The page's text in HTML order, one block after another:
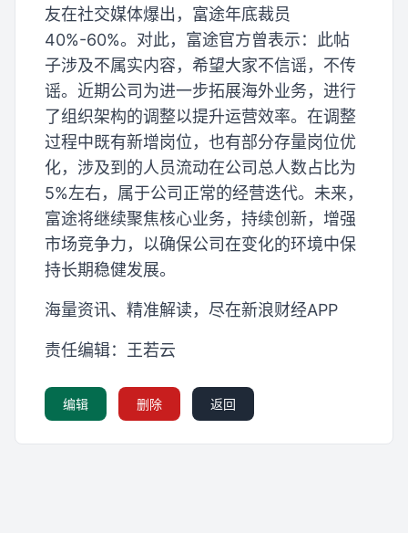
友在社交媒体爆出，富途年底裁员
40%-60%。对此，富途官方曾表示：此帖
子涉及不属实内容，希望大家不信谣，不传
谣。近期公司为进一步拓展海外业务，进行
了组织架构的调整以提升运营效率。在调整
过程中既有新增岗位，也有部分存量岗位优
化，涉及到的人员流动在公司总人数占比为
5%左右，属于公司正常的经营迭代。未来，
富途将继续聚焦核心业务，持续创新，增强
市场竞争力，以确保公司在变化的环境中保
持长期稳健发展。
海量资讯、精准解读，尽在新浪财经APP
责任编辑：王若云
编辑 删除 返回